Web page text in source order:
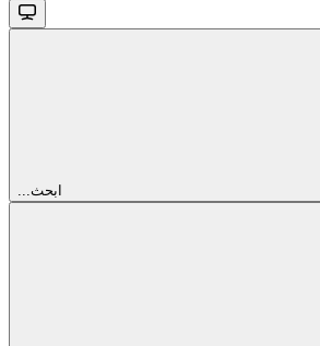
...ابحث